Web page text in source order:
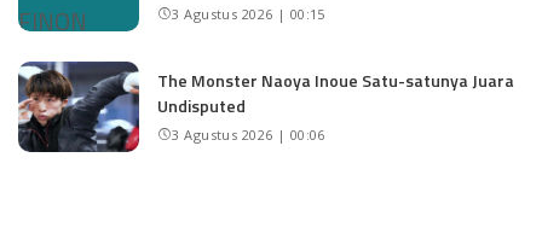
3 Agustus 2026 | 00:15
The Monster Naoya Inoue Satu-satunya Juara
Undisputed
3 Agustus 2026 | 00:06